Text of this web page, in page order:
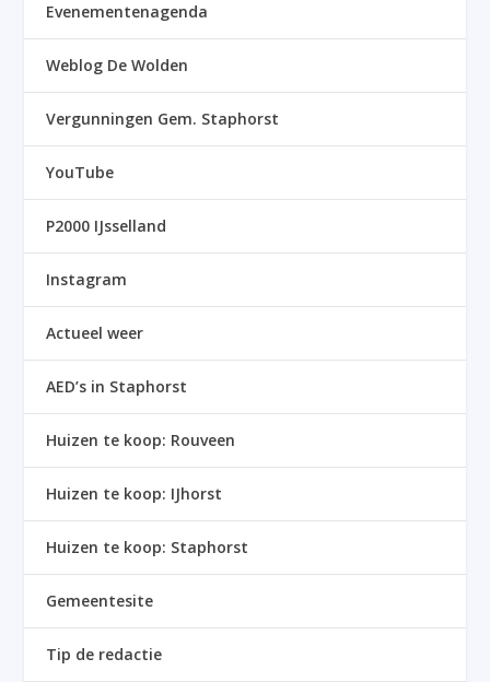
Evenementenagenda
Weblog De Wolden
Vergunningen Gem. Staphorst
YouTube
P2000 IJsselland
Instagram
Actueel weer
AED’s in Staphorst
Huizen te koop: Rouveen
Huizen te koop: IJhorst
Huizen te koop: Staphorst
Gemeentesite
Tip de redactie